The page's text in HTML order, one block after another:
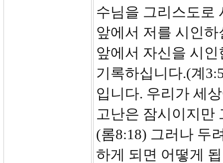
수님을 그리스도로
앞에서 저를 시인
앞에서 자신을 시
기록하십니다.(계
입니다. 우리가 세
고난은 잠시이지만
(롬8:18) 그러나 두
하게 되면 어떻게